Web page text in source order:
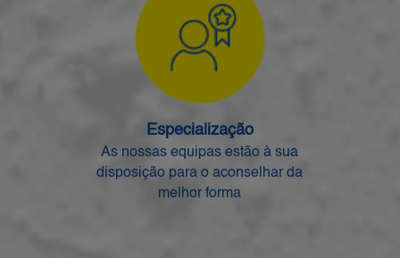
Especialização
As nossas equipas estão à sua
disposição para o aconselhar da
melhor forma